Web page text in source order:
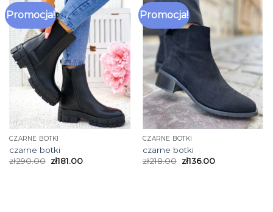
Promocja!
CZARNE BOTKI
czarne botki
zł290.00 zł181.00
Promocja!
CZARNE BOTKI
czarne botki
zł218.00 zł136.00